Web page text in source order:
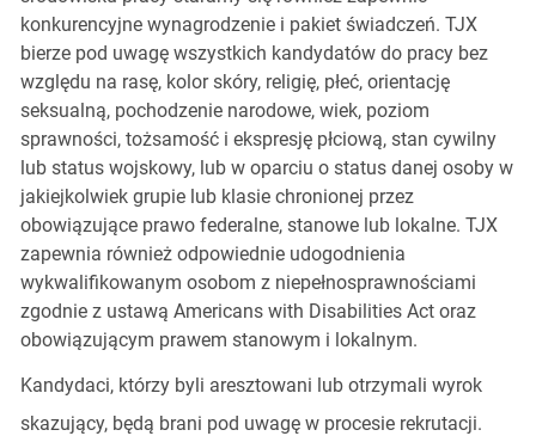
konkurencyjne wynagrodzenie i pakiet świadczeń. TJX
bierze pod uwagę wszystkich kandydatów do pracy bez
względu na rasę, kolor skóry, religię, płeć, orientację
seksualną, pochodzenie narodowe, wiek, poziom
sprawności, tożsamość i ekspresję płciową, stan cywilny
lub status wojskowy, lub w oparciu o status danej osoby w
jakiejkolwiek grupie lub klasie chronionej przez
obowiązujące prawo federalne, stanowe lub lokalne. TJX
zapewnia również odpowiednie udogodnienia
wykwalifikowanym osobom z niepełnosprawnościami
zgodnie z ustawą Americans with Disabilities Act oraz
obowiązującym prawem stanowym i lokalnym.
Kandydaci, którzy byli aresztowani lub otrzymali wyrok
skazujący, będą brani pod uwagę w procesie rekrutacji.